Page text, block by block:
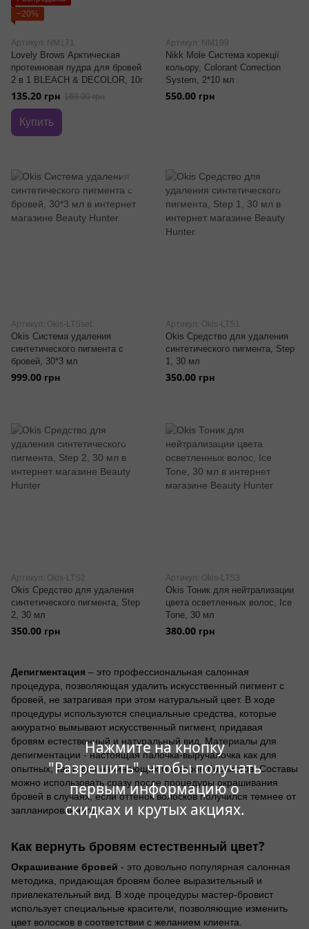
Нажмите на кнопку
"Разрешить", чтобы получать
первым информацию о
скидках и крутых акциях.
−20%
Артикул: NM171
Lovely Brows Арктическая
протеиновая пудра для бровей
2 в 1 BLEACH & DECOLOR, 10г
135.20 грн 169.00 грн
Купить
Артикул: NM199
Nikk Mole Система корекції
кольору, Colorant Correction
System, 2*10 мл
550.00 грн
Артикул: Okis-LTSset
Okis Система удаления
синтетического пигмента с
бровей, 30*3 мл
999.00 грн
Артикул: Okis-LTS1
Okis Средство для удаления
синтетического пигмента, Step
1, 30 мл
350.00 грн
Артикул: Okis-LTS2
Okis Средство для удаления
синтетического пигмента, Step
2, 30 мл
350.00 грн
Артикул: Okis-LTS3
Okis Тоник для нейтрализации
цвета осветленных волос, Ice
Tone, 30 мл
380.00 грн
Депигментация – это профессиональная салонная
процедура, позволяющая удалить искусственный пигмент с
бровей, не затрагивая при этом натуральный цвет. В ходе
процедуры используются специальные средства, которые
аккуратно вымывают искусственный пигмент, придавая
бровям естественный и натуральный вид. Материалы для
депигментации - настоящая палочка-выручалочка как для
опытных, так и для начинающих мастеров-бровистов. Составы
можно использовать сразу после процедуры окрашивания
бровей в случаях, если оттенок волосков получился темнее от
запланированного.
Как вернуть бровям естественный цвет?
Окрашивание бровей - это довольно популярная салонная
методика, придающая бровям более выразительный и
привлекательный вид. В ходе процедуры мастер-бровист
использует специальные красители, позволяющие изменить
цвет волосков в соответствии с желанием клиента.